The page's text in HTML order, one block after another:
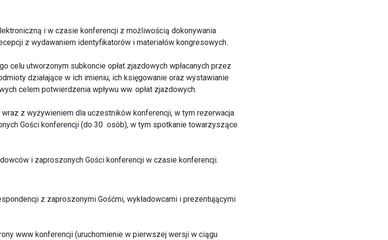
i w czasie konferencji z możliwością dokonywania
z wydawaniem identyfikatorów i materiałów kongresowych.
celu utworzonym subkoncie opłat zjazdowych wpłacanych przez
działające w ich imieniu, ich księgowanie oraz wystawianie
celem potwierdzenia wpływu ww. opłat zjazdowych.
z wyżywieniem dla uczestników konferencji, w tym rezerwacja
Gości konferencji (do 30 osób), w tym spotkanie towarzyszące
i zaproszonych Gości konferencji w czasie konferencji.
z zaproszonymi Gośćmi, wykładowcami i prezentującymi
www konferencji (uruchomienie w pierwszej wersji w ciągu